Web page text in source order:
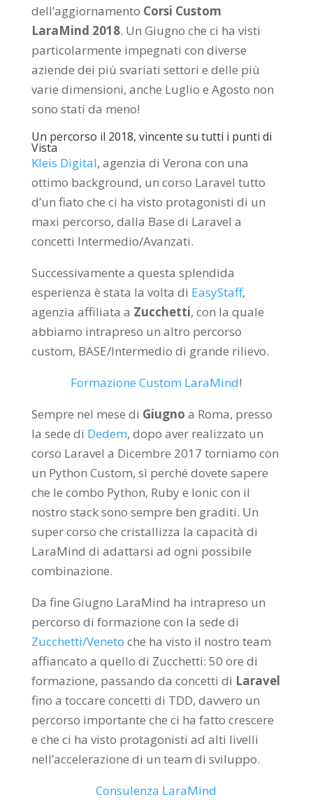
dell’aggiornamento Corsi Custom
LaraMind 2018. Un Giugno che ci ha visti
particolarmente impegnati con diverse
aziende dei più svariati settori e delle più
varie dimensioni, anche Luglio e Agosto non
sono stati da meno!
Un percorso il 2018, vincente su tutti i punti di
Vista
Kleis Digital, agenzia di Verona con una
ottimo background, un corso Laravel tutto
d’un fiato che ci ha visto protagonisti di un
maxi percorso, dalla Base di Laravel a
concetti Intermedio/Avanzati.
Successivamente a questa splendida
esperienza è stata la volta di EasyStaff,
agenzia affiliata a Zucchetti, con la quale
abbiamo intrapreso un altro percorso
custom, BASE/Intermedio di grande rilievo.
Formazione Custom LaraMind!
Sempre nel mese di Giugno a Roma, presso
la sede di Dedem, dopo aver realizzato un
corso Laravel a Dicembre 2017 torniamo con
un Python Custom, sì perché dovete sapere
che le combo Python, Ruby e Ionic con il
nostro stack sono sempre ben graditi. Un
super corso che cristallizza la capacità di
LaraMind di adattarsi ad ogni possibile
combinazione.
Da fine Giugno LaraMind ha intrapreso un
percorso di formazione con la sede di
Zucchetti/Veneto che ha visto il nostro team
affiancato a quello di Zucchetti: 50 ore di
formazione, passando da concetti di Laravel
fino a toccare concetti di TDD, davvero un
percorso importante che ci ha fatto crescere
e che ci ha visto protagonisti ad alti livelli
nell’accelerazione di un team di sviluppo.
Consulenza LaraMind